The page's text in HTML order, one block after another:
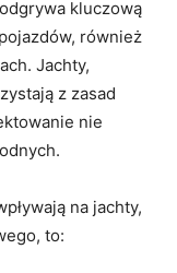
kluczową
również
Jachty,
z zasad
nie
na jachty,
to: